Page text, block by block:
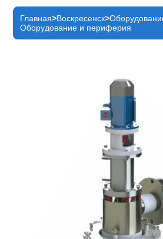
Главная Воскресенск
Оборудование и периферия